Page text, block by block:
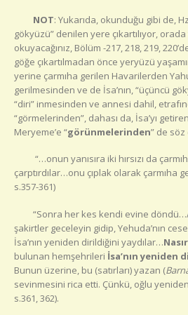
NOT: Yukarıda, okunduğu gibi de,
gökyüzü” denilen yere çıkartılıyor,
okuyacağınız, Bölüm -217, 218, 219,
göğe çıkartılmadan önce yeryüzü
yerine çarmıha gerilen Havarilerden
gerilmesinden ve de İsa’nın, “üçüncü
“diri” inmesinden ve annesi dahil,
“görmelerinden”, dahası da, İsa’yı getiren
Meryeme’e “görünmelerinden” de
“…onun yanısıra iki hırsızı da
çarptırdılar…onu çıplak olarak çarmıha
s.357-361)
“Sonra her kes kendi evine
şakirtler geceleyin gidip, Yehuda’nın
İsa’nın yeniden dirildiğini yaydılar…
bulunan hemşehrileri İsa’nın yeniden
Bunun üzerine, bu (satırları) yazan (
sevinmesini rica etti. Çünkü, oğlu
s.361, 362).